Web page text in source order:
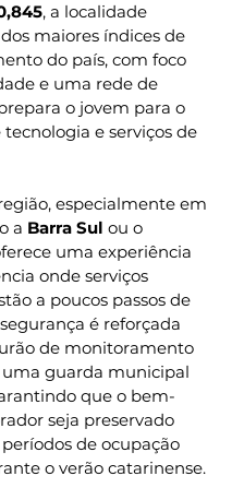
, a localidade
maiores índices de
do país, com foco
e uma rede de
o jovem para o
e serviços de
especialmente em
a Barra Sul ou o
uma experiência
onde serviços
a poucos passos de
é reforçada
de monitoramento
guarda municipal
que o bem-
seja preservado
de ocupação
o verão catarinense.